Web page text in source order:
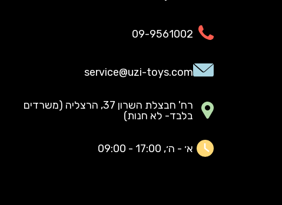
09-9561002
service@uzi-toys.com
רח' חבצלת השרון 37, הרצליה (משרדים
בלבד- לא חנות)
א׳ - ה׳, 17:00 - 09:00